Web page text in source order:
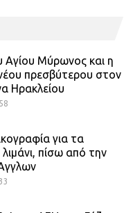
Αγίου Μύρωνος και η
πρεσβύτερου στον
Ηρακλείου
για τα
πίσω από την